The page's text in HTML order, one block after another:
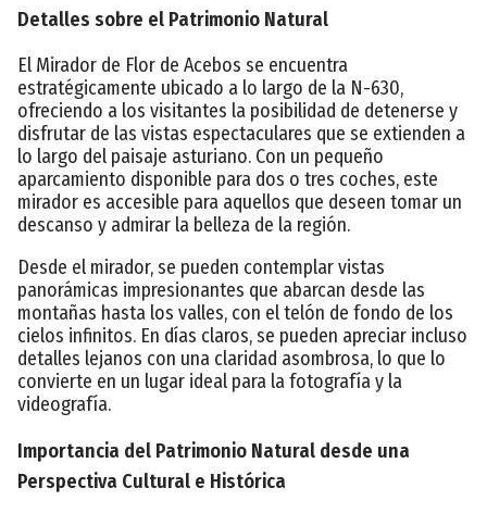
Detalles sobre el Patrimonio Natural
El Mirador de Flor de Acebos se encuentra
estratégicamente ubicado a lo largo de la N-630,
ofreciendo a los visitantes la posibilidad de detenerse y
disfrutar de las vistas espectaculares que se extienden a
lo largo del paisaje asturiano. Con un pequeño
aparcamiento disponible para dos o tres coches, este
mirador es accesible para aquellos que deseen tomar un
descanso y admirar la belleza de la región.
Desde el mirador, se pueden contemplar vistas
panorámicas impresionantes que abarcan desde las
montañas hasta los valles, con el telón de fondo de los
cielos infinitos. En días claros, se pueden apreciar incluso
detalles lejanos con una claridad asombrosa, lo que lo
convierte en un lugar ideal para la fotografía y la
videografía.
Importancia del Patrimonio Natural desde una
Perspectiva Cultural e Histórica